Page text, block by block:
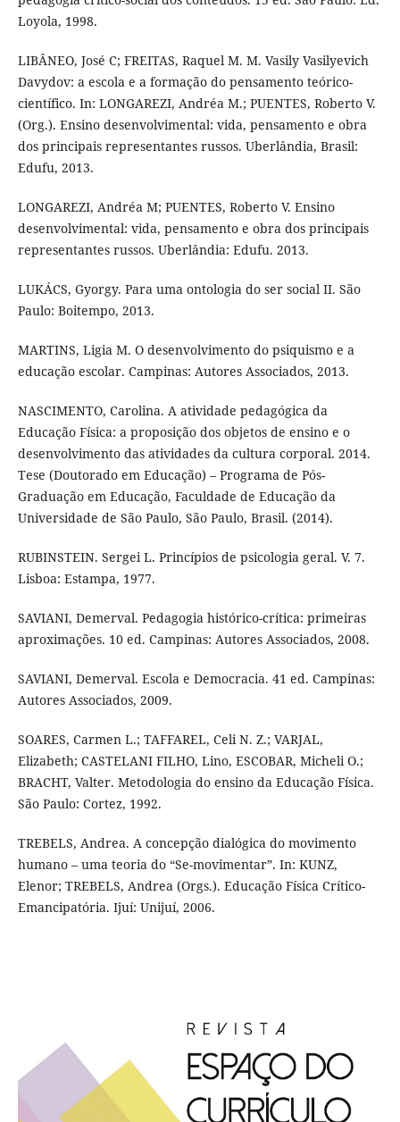
Loyola, 1998.
LIBÂNEO, José C; FREITAS, Raquel M. M. Vasily Vasilyevich
Davydov: a escola e a formação do pensamento teórico-
científico. In: LONGAREZI, Andréa M.; PUENTES, Roberto V.
(Org.). Ensino desenvolvimental: vida, pensamento e obra
dos principais representantes russos. Uberlândia, Brasil:
Edufu, 2013.
LONGAREZI, Andréa M; PUENTES, Roberto V. Ensino
desenvolvimental: vida, pensamento e obra dos principais
representantes russos. Uberlândia: Edufu. 2013.
LUKÁCS, Gyorgy. Para uma ontologia do ser social II. São
Paulo: Boitempo, 2013.
MARTINS, Ligia M. O desenvolvimento do psiquismo e a
educação escolar. Campinas: Autores Associados, 2013.
NASCIMENTO, Carolina. A atividade pedagógica da
Educação Física: a proposição dos objetos de ensino e o
desenvolvimento das atividades da cultura corporal. 2014.
Tese (Doutorado em Educação) – Programa de Pós-
Graduação em Educação, Faculdade de Educação da
Universidade de São Paulo, São Paulo, Brasil. (2014).
RUBINSTEIN. Sergei L. Princípios de psicologia geral. V. 7.
Lisboa: Estampa, 1977.
SAVIANI, Demerval. Pedagogia histórico-crítica: primeiras
aproximações. 10 ed. Campinas: Autores Associados, 2008.
SAVIANI, Demerval. Escola e Democracia. 41 ed. Campinas:
Autores Associados, 2009.
SOARES, Carmen L.; TAFFAREL, Celi N. Z.; VARJAL,
Elizabeth; CASTELANI FILHO, Lino, ESCOBAR, Micheli O.;
BRACHT, Valter. Metodologia do ensino da Educação Física.
São Paulo: Cortez, 1992.
TREBELS, Andrea. A concepção dialógica do movimento
humano – uma teoria do “Se-movimentar”. In: KUNZ,
Elenor; TREBELS, Andrea (Orgs.). Educação Física Crítico-
Emancipatória. Ijuí: Unijuí, 2006.